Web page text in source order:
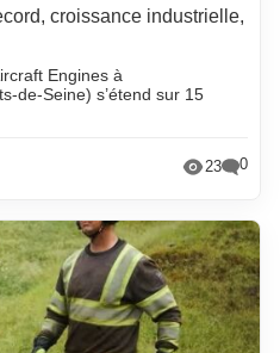
croissance industrielle,
Engines à
de-Seine) s’étend sur 15
23 0